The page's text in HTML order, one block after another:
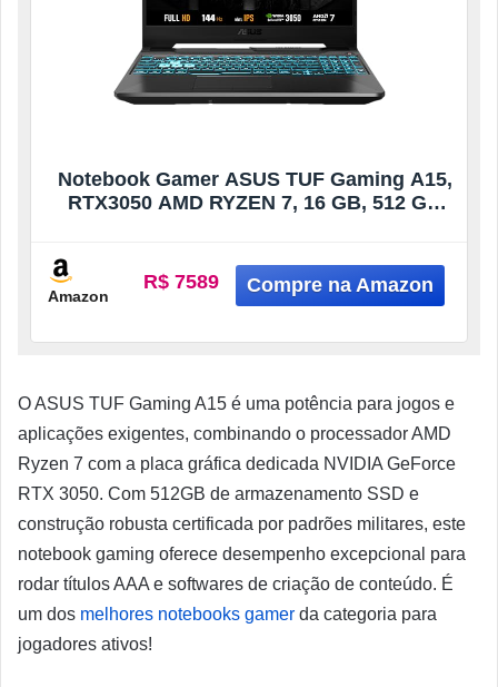
Notebook Gamer ASUS TUF Gaming A15,
RTX3050 AMD RYZEN 7, 16 GB, 512 GB
Amazon
R$ 7589
O ASUS TUF Gaming A15 é uma potência para jogos e
aplicações exigentes, combinando o processador AMD
Ryzen 7 com a placa gráfica dedicada NVIDIA GeForce
RTX 3050. Com 512GB de armazenamento SSD e
construção robusta certificada por padrões militares, este
notebook gaming oferece desempenho excepcional para
rodar títulos AAA e softwares de criação de conteúdo. É
um dos melhores notebooks gamer da categoria para
jogadores ativos!